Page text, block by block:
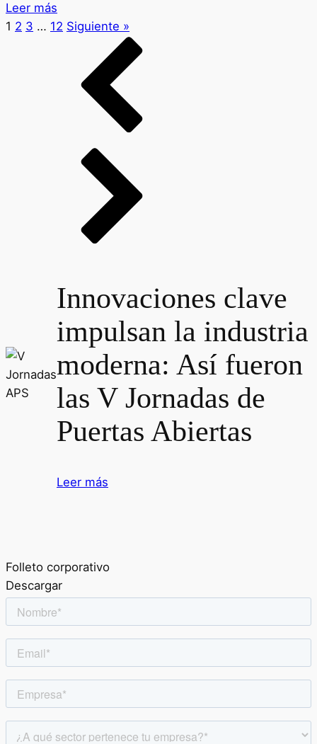
Leer más
1 2 3 … 12 Siguiente »
Innovaciones clave
impulsan la industria
moderna: Así fueron
las V Jornadas de
Puertas Abiertas
Leer más
Folleto corporativo
Descargar